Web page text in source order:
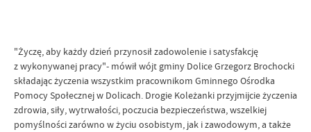
"Życzę, aby każdy dzień przynosił zadowolenie i satysfakcję
z wykonywanej pracy"- mówił wójt gminy Dolice Grzegorz Brochocki
składając życzenia wszystkim pracownikom Gminnego Ośrodka
Pomocy Społecznej w Dolicach. Drogie Koleżanki przyjmijcie życzenia
zdrowia, siły, wytrwałości, poczucia bezpieczeństwa, wszelkiej
pomyślności zarówno w życiu osobistym, jak i zawodowym, a także